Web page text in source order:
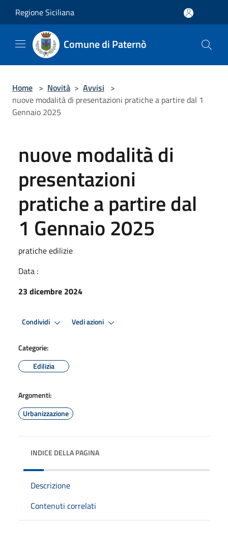
Regione Siciliana
Comune di Paternò
Home > Novità > Avvisi >
nuove modalità di presentazioni pratiche a partire dal 1
Gennaio 2025
nuove modalità di
presentazioni
pratiche a partire dal
1 Gennaio 2025
pratiche edilizie
Data :
23 dicembre 2024
Condividi Vedi azioni
Categorie:
Edilizia
Argomenti:
Urbanizzazione
INDICE DELLA PAGINA
Descrizione
Contenuti correlati